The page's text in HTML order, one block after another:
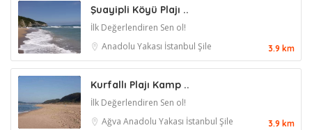
Şuayipli Köyü Plajı ..
İlk Değerlendiren Sen ol!
Anadolu Yakası İstanbul Şile 3.9 km
Kurfallı Plajı Kamp ..
İlk Değerlendiren Sen ol!
Ağva Anadolu Yakası İstanbul Şile 3.9 km